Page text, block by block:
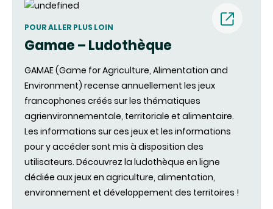
POUR ALLER PLUS LOIN
Gamae – Ludothèque
GAMAE (Game for Agriculture, Alimentation and
Environment) recense annuellement les jeux
francophones créés sur les thématiques
agrienvironnementale, territoriale et alimentaire.
Les informations sur ces jeux et les informations
pour y accéder sont mis à disposition des
utilisateurs. Découvrez la ludothèque en ligne
dédiée aux jeux en agriculture, alimentation,
environnement et développement des territoires !